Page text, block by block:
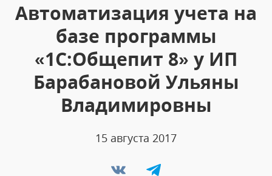
Автоматизация учета на
базе программы
«1С:Общепит 8» у ИП
Барабановой Ульяны
Владимировны
15 августа 2017